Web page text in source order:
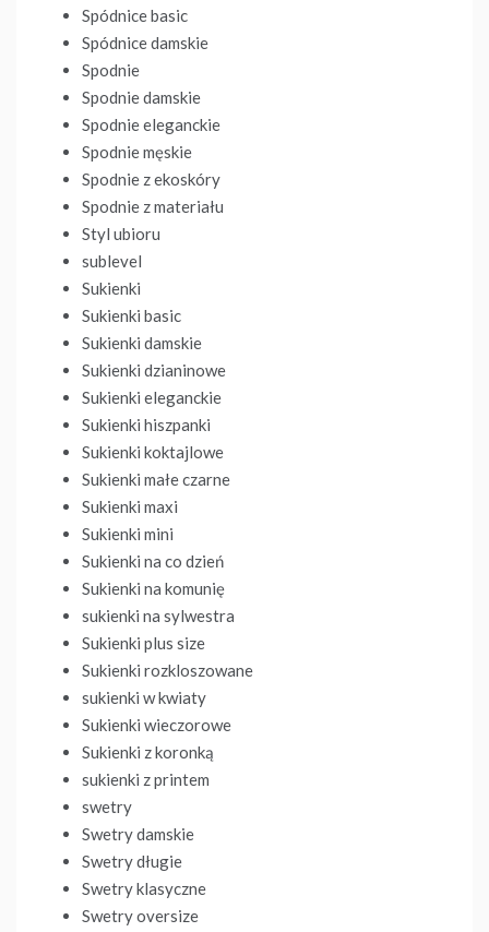
Spódnice basic
Spódnice damskie
Spodnie
Spodnie damskie
Spodnie eleganckie
Spodnie męskie
Spodnie z ekoskóry
Spodnie z materiału
Styl ubioru
sublevel
Sukienki
Sukienki basic
Sukienki damskie
Sukienki dzianinowe
Sukienki eleganckie
Sukienki hiszpanki
Sukienki koktajlowe
Sukienki małe czarne
Sukienki maxi
Sukienki mini
Sukienki na co dzień
Sukienki na komunię
sukienki na sylwestra
Sukienki plus size
Sukienki rozkloszowane
sukienki w kwiaty
Sukienki wieczorowe
Sukienki z koronką
sukienki z printem
swetry
Swetry damskie
Swetry długie
Swetry klasyczne
Swetry oversize